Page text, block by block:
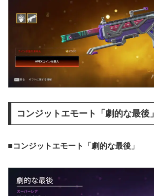
コンジットエモート「劇的な最後」
■コンジットエモート「劇的な最後」